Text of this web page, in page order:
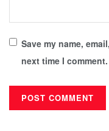
Save my name,
next time I comment.